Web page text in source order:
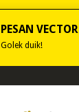
PESAN VECTOR
Golek duik!